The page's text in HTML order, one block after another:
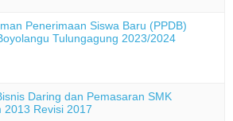
Penerimaan Siswa Baru (PPDB)
Tulungagung 2023/2024
Daring dan Pemasaran SMK
2013 Revisi 2017